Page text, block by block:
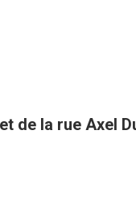
de la rue Axel